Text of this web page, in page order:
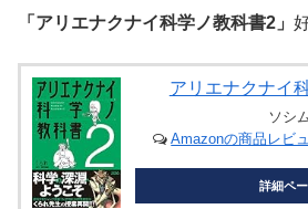
「アリエナクナイ科学ノ教科書2」
アリエナクナイ
ソシ
Amazonの商品レビ
詳細ペ